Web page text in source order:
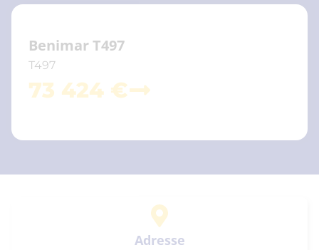
Benimar T497
T497
73 424 €
Adresse